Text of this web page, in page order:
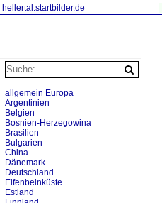
hellertal.startbilder.de
allgemein Europa
Argentinien
Belgien
Bosnien-Herzegowina
Brasilien
Bulgarien
China
Dänemark
Deutschland
Elfenbeinküste
Estland